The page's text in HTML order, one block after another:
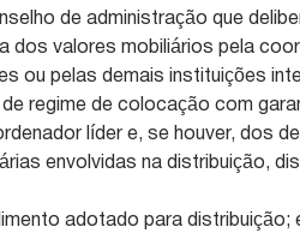
de administração que
dos valores mobiliários pela
ou pelas demais instituições
regime de colocação com
líder e, se houver, dos
envolvidas na distribuição,
adotado para distribuição;